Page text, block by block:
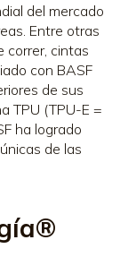
del mercado
Entre otras
correr, cintas
con BASF
de sus
TPU (TPU-E =
ha logrado
de las